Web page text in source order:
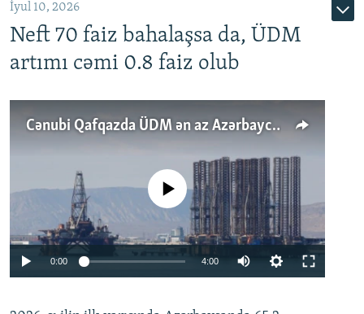
İyul 10, 2026
Neft 70 faiz bahalaşsa da, ÜDM
artımı cəmi 0.8 faiz olub
Cənubi Qafqazda ÜDM ən az Azərbaycanda artır: Qonşuları niyə Bakını qabaqlaya bilir?
No media source currently available
0:00 4:00